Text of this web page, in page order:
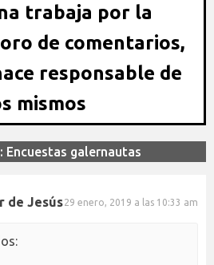
trabaja por la
de comentarios,
responsable de
mismos
Encuestas galernautas
de Jesús29 enero, 2019 a las 10:33 am